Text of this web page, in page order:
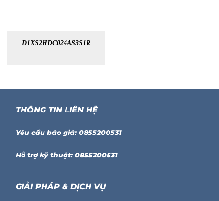
D1XS2HDC024AS3S1R
THÔNG TIN LIÊN HỆ
Yêu cầu báo giá: 0855200531
Hỗ trợ kỹ thuật: 0855200531
GIẢI PHÁP & DỊCH VỤ